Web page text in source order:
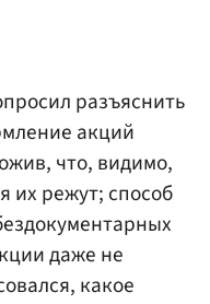
разъяснить
акций
что, видимо,
их режут; способ
даже не
какое